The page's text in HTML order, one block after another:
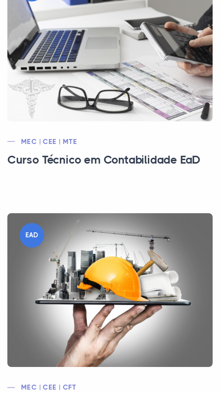
MEC | CEE | MTE
Curso Técnico em Contabilidade EaD
EAD
MEC | CEE | CFT